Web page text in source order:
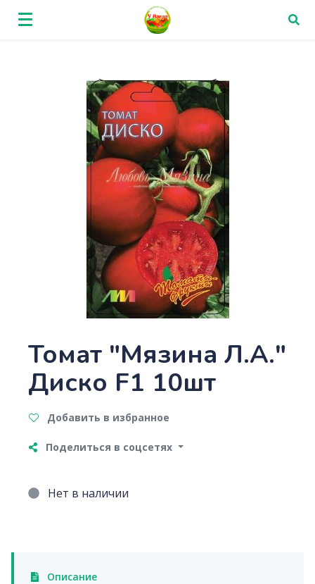
Томат "Мязина Л.А."
Диско F1 10шт
Добавить в избранное
Поделиться в соцсетях
Нет в наличии
Описание